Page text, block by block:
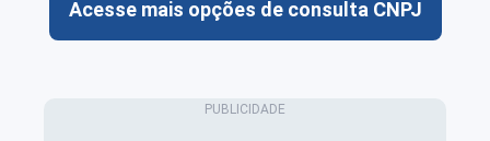
Acesse mais opções de consulta CNPJ